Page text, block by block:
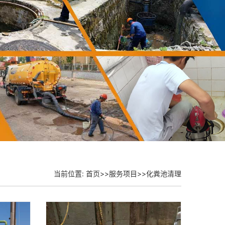
当前位置: 首页>>服务项目>>化粪池清理